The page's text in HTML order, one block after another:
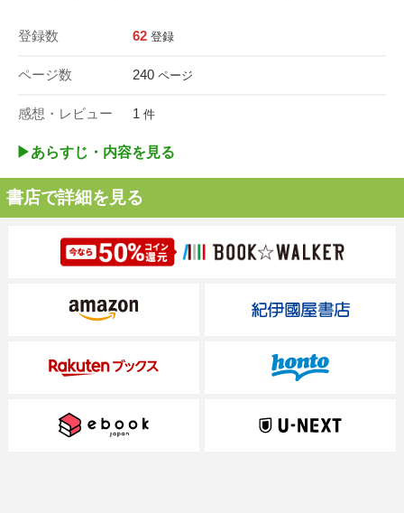
登録数 62 登録
ページ数 240 ページ
感想・レビュー 1 件
▶︎あらすじ・内容を見る
書店で詳細を見る